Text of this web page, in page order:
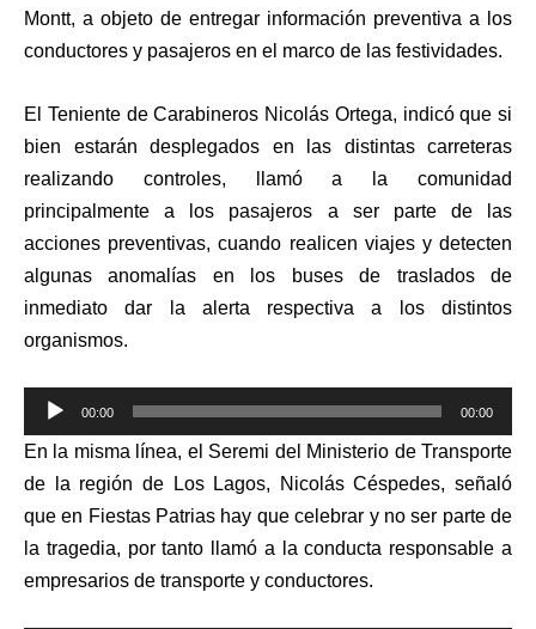
Montt, a objeto de entregar información preventiva a los
conductores y pasajeros en el marco de las festividades.
El Teniente de Carabineros Nicolás Ortega, indicó que si
bien estarán desplegados en las distintas carreteras
realizando controles, llamó a la comunidad
principalmente a los pasajeros a ser parte de las
acciones preventivas, cuando realicen viajes y detecten
algunas anomalías en los buses de traslados de
inmediato dar la alerta respectiva a los distintos
organismos.
Reproductor
de
audio
00:00 00:00
En la misma línea, el Seremi del Ministerio de Transporte
de la región de Los Lagos, Nicolás Céspedes, señaló
que en Fiestas Patrias hay que celebrar y no ser parte de
la tragedia, por tanto llamó a la conducta responsable a
empresarios de transporte y conductores.